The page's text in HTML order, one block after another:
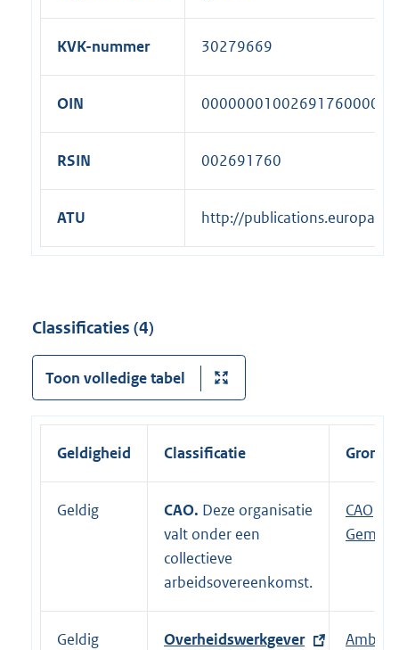
KVK-nummer 30279669
OIN 00000001002691760000
RSIN 002691760
ATU http://
Classificaties (4)
Toon volledige tabel
Geldigheid Classificatie
Geldig CAO. Deze organisatie
valt onder een
collectieve
arbeidsovereenkomst.
E
x
r
n
CAO
Geldig
E
Overheidswerkgever